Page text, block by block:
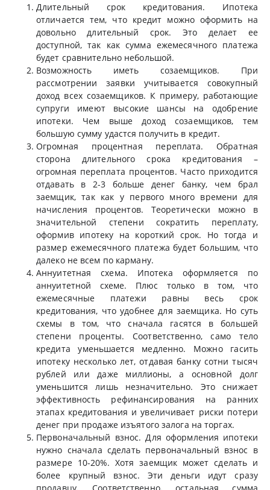
Длительный срок кредитования. Ипотека
отличается тем, что кредит можно оформить на
довольно длительный срок. Это делает ее
доступной, так как сумма ежемесячного платежа
будет сравнительно небольшой.
Возможность иметь созаемщиков. При
рассмотрении заявки учитывается совокупный
доход всех созаемщиков. К примеру, работающие
супруги имеют высокие шансы на одобрение
ипотеки. Чем выше доход созаемщиков, тем
большую сумму удастся получить в кредит.
Огромная процентная переплата. Обратная
сторона длительного срока кредитования –
огромная переплата процентов. Часто приходится
отдавать в 2-3 больше денег банку, чем брал
заемщик, так как у первого много времени для
начисления процентов. Теоретически можно в
значительной степени сократить переплату,
оформив ипотеку на короткий срок. Но тогда и
размер ежемесячного платежа будет большим, что
далеко не всем по карману.
Аннуитетная схема. Ипотека оформляется по
аннуитетной схеме. Плюс только в том, что
ежемесячные платежи равны весь срок
кредитования, что удобнее для заемщика. Но суть
схемы в том, что сначала гасятся в большей
степени проценты. Соответственно, само тело
кредита уменьшается медленно. Можно гасить
ипотеку несколько лет, отдавая банку сотни тысяч
рублей или даже миллионы, а основной долг
уменьшится лишь незначительно. Это снижает
эффективность рефинансирования на ранних
этапах кредитования и увеличивает риски потери
денег при продаже изъятого залога на торгах.
Первоначальный взнос. Для оформления ипотеки
нужно сначала сделать первоначальный взнос в
размере 10-20%. Хотя заемщик может сделать и
более крупный взнос. Эти деньги идут сразу
продавцу. Соответственно, остальная сумма